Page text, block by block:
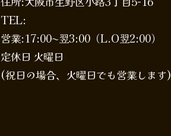
TEL:
営業:17:00〜翌3:00（L.O翌2:00）
定休日 火曜日
(祝日の場合、火曜日でも営業します)